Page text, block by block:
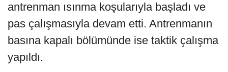
antrenman ısınma koşularıyla başladı ve
pas çalışmasıyla devam etti. Antrenmanın
basına kapalı bölümünde ise taktik çalışma
yapıldı.